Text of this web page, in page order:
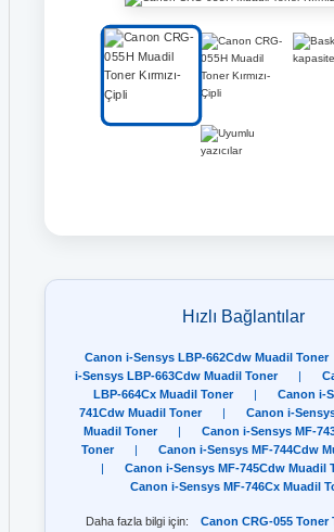
Hızlı Bağlantılar
Canon i-Sensys LBP-662Cdw Muadil Toner
i-Sensys LBP-663Cdw Muadil Toner
|
LBP-664Cx Muadil Toner
|
Canon i-
741Cdw Muadil Toner
|
Canon i-
Muadil Toner
|
Canon i-Sensys MF-
Toner
|
Canon i-Sensys MF-744Cdw
|
Canon i-Sensys MF-745Cdw Muadil
Canon i-Sensys MF-746Cx Muadil
Daha fazla bilgi için:
Canon CRG-055 Toner